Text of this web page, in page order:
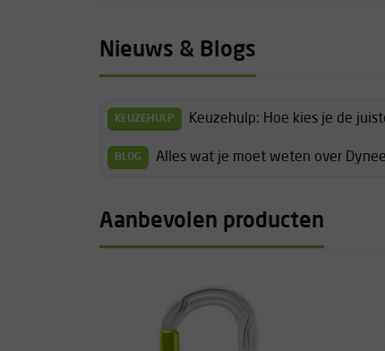
Nieuws & Blogs
KEUZEHULP Keuzehulp: Hoe kies je de
BLOG Alles wat je moet weten over
Aanbevolen producten